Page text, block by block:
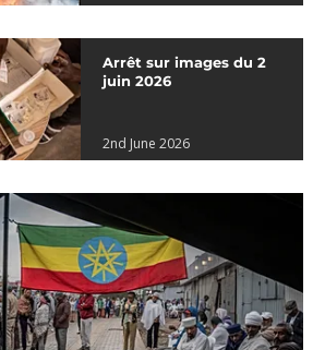
Arrêt sur images du 2
juin 2026
2nd June 2026